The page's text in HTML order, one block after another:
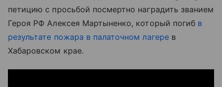
петицию с просьбой посмертно наградить званием
Героя РФ Алексея Мартыненко, который погиб в
результате пожара в палаточном лагерев
Хабаровском крае.